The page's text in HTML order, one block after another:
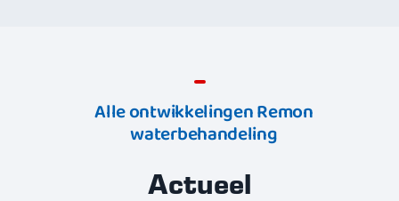
Alle ontwikkelingen Remon
waterbehandeling
Actueel